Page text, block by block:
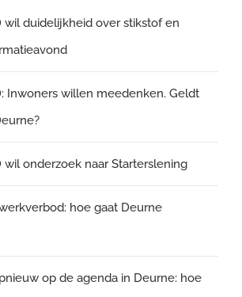
wil duidelijkheid over stikstof en
Inwoners willen meedenken. Geldt
wil onderzoek naar Starterslening
hoe gaat Deurne
op de agenda in Deurne: hoe